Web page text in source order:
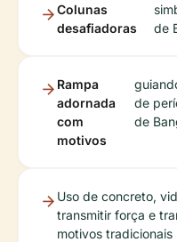
Colunas
desafiadoras
de
Rampa
adornada
com
motivos
de
de
Uso de concreto,
transmitir força e
motivos